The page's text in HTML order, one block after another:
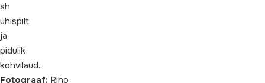
sh
ühispilt
ja
pidulik
kohvilaud.
Fotograaf: Riho